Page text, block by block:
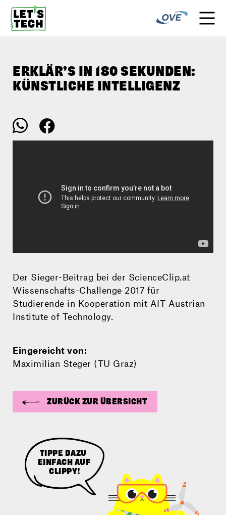
ERKLÄR’S IN 180 SEKUNDEN:
KÜNSTLICHE INTELLIGENZ
Der Sieger-Beitrag bei der ScienceClip.at
Wissenschafts-Challenge 2017 für
Studierende in Kooperation mit AIT Austrian
Institute of Technology.
Eingereicht von:
Maximilian Steger (TU Graz)
ZURÜCK ZUR ÜBERSICHT
TIPPE DAZU
EINFACH AUF
CLIPPY!